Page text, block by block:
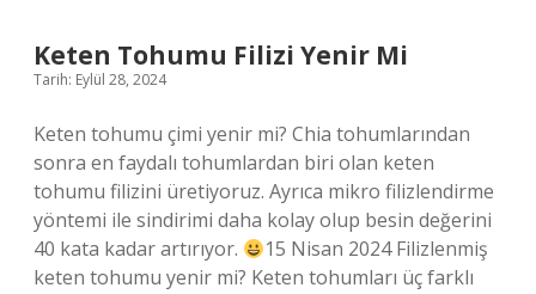
Keten Tohumu Filizi Yenir Mi
Tarih: Eylül 28, 2024
Keten tohumu çimi yenir mi? Chia tohumlarından
sonra en faydalı tohumlardan biri olan keten
tohumu filizini üretiyoruz. Ayrıca mikro filizlendirme
yöntemi ile sindirimi daha kolay olup besin değerini
40 kata kadar artırıyor.
15 Nisan 2024 Filizlenmiş
keten tohumu yenir mi? Keten tohumları üç farklı